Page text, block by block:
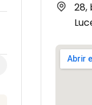
28,